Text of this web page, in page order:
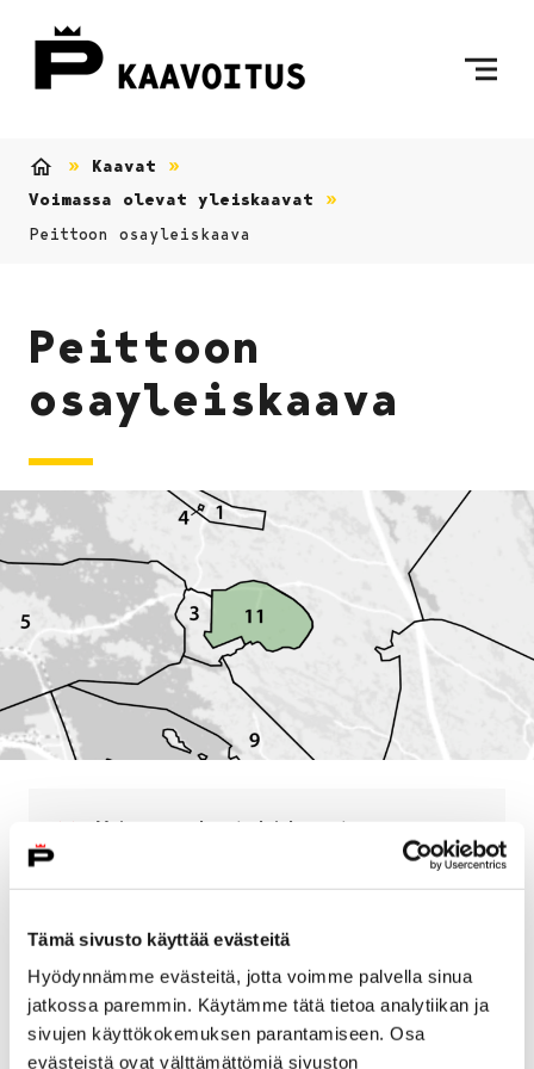
Tämä sivusto käyttää evästeitä
Hyödynnämme evästeitä, jotta voimme palvella sinua
jatkossa paremmin. Käytämme tätä tietoa analytiikan ja
sivujen käyttökokemuksen parantamiseen. Osa
evästeistä ovat välttämättömiä sivuston
Kaavat
Voimassa olevat yleiskaavat
Peittoon osayleiskaava
Peittoon
osayleiskaava
Avaa valikko
Sulje valikko
Voimassa olevat yleiskaavat
hyväksytty kaupunginvaltuustossa 1.10.2012.
Kaava on tullut voimaan 9.11.2012. Kaava on
oikeusvaikutteinen.
Kartta